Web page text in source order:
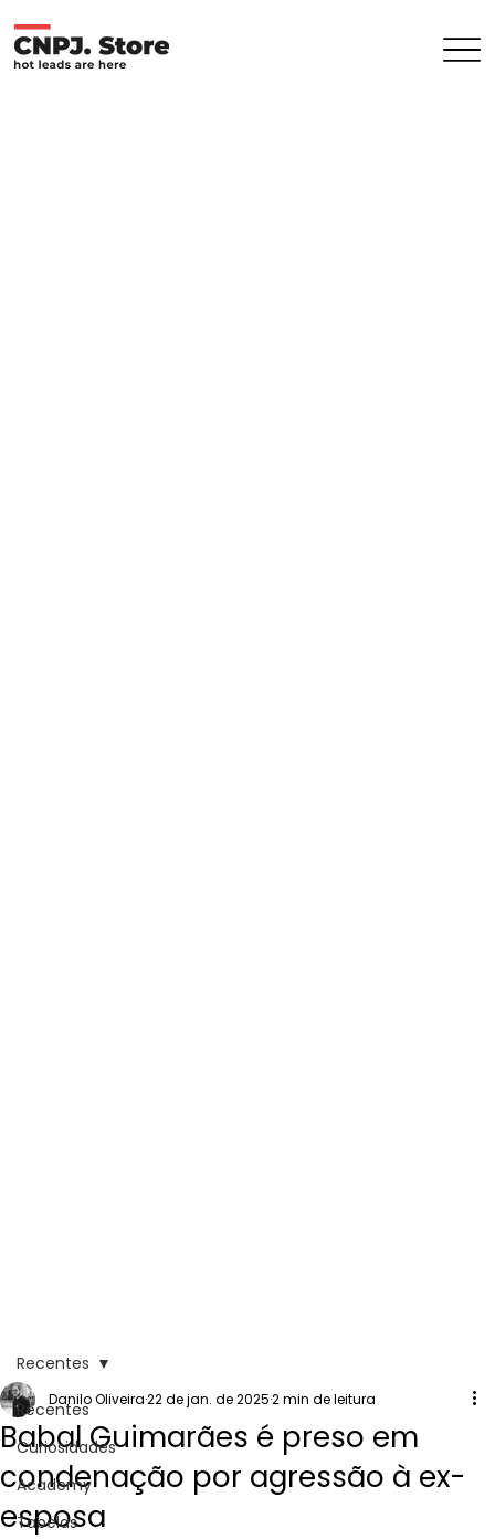
Recentes
Curiosidades
Academy
Tabelas
Recentes
Babal Guimarães é preso em
condenação por agressão à ex-
esposa
Danilo Oliveira22 de jan. de 20252 min de leitura